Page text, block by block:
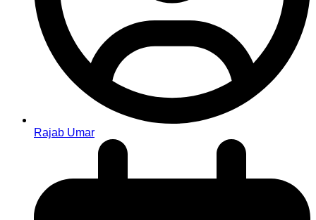
Rajab Umar